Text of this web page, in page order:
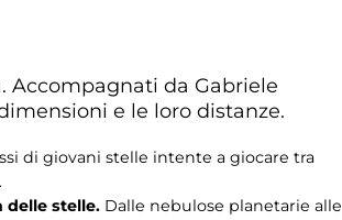
Accompagnati da Gabriele
e le loro distanze.
di giovani stelle intente a giocare tra
delle stelle. Dalle nebulose planetarie alle